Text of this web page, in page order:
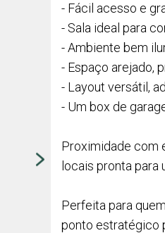
- Fácil acesso e
- Sala ideal para
- Ambiente bem
- Espaço arejado,
- Layout versátil,
- Um box de
Proximidade com
locais pronta para
Perfeita para
ponto estratégico